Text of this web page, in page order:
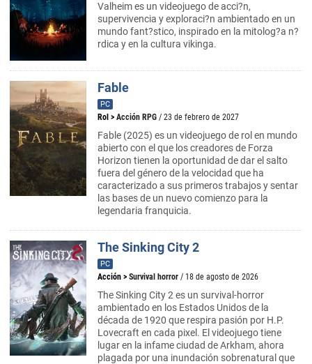
Valheim es un videojuego de acci?n,
supervivencia y exploraci?n ambientado en un
mundo fant?stico, inspirado en la mitolog?a n?
rdica y en la cultura vikinga.
Fable
PC
Rol > Acción RPG / 23 de febrero de 2027
Fable (2025) es un videojuego de rol en mundo
abierto con el que los creadores de Forza
Horizon tienen la oportunidad de dar el salto
fuera del género de la velocidad que ha
caracterizado a sus primeros trabajos y sentar
las bases de un nuevo comienzo para la
legendaria franquicia.
The Sinking City 2
PC
Acción > Survival horror / 18 de agosto de 2026
The Sinking City 2 es un survival-horror
ambientado en los Estados Unidos de la
década de 1920 que respira pasión por H.P.
Lovecraft en cada pixel. El videojuego tiene
lugar en la infame ciudad de Arkham, ahora
plagada por una inundación sobrenatural que